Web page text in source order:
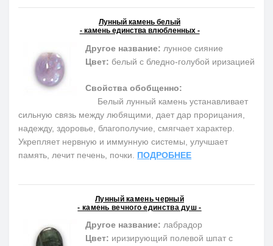
Лунный камень белый
- камень единства влюбленных -
Другое название: лунное сияние
Цвет: белый с бледно-голубой иризацией
Свойства обобщенно:
Белый лунный камень устанавливает
сильную связь между любящими, дает дар прорицания,
надежду, здоровье, благополучие, смягчает характер.
Укрепляет нервную и иммунную системы, улучшает
память, лечит печень, почки. ПОДРОБНЕЕ
Лунный камень черный
- камень вечного единства душ -
Другое название: лабрадор
Цвет: иризирующий полевой шпат c